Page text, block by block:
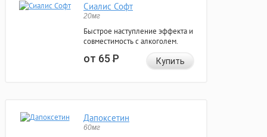
Сиалис Софт
20мг
Быстрое наступление эффекта и
совместимость с алкоголем.
от 65Р Купить
Дапоксетин
60мг